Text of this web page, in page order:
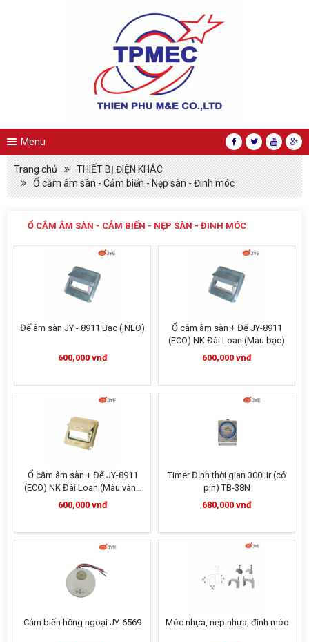
Menu
Trang chủ
THIẾT BỊ ĐIỆN KHÁC
Ổ cắm âm sàn - Cảm biến - Nẹp sàn - Đinh móc
Ổ CẮM ÂM SÀN - CẢM BIẾN - NẸP SÀN - ĐINH MÓC
Đế âm sàn JY - 8911 Bạc ( NEO)
600,000 vnđ
Ổ cắm âm sàn + Đế JY-8911
(ECO) NK Đài Loan (Màu bạc)
600,000 vnđ
Ổ cắm âm sàn + Đế JY-8911
(ECO) NK Đài Loan (Màu vàng
kim)
600,000 vnđ
Timer Định thời gian 300Hr (có
pin) TB-38N
680,000 vnđ
Cảm biến hồng ngoại JY-6569 Móc nhựa, nẹp nhựa, đinh móc